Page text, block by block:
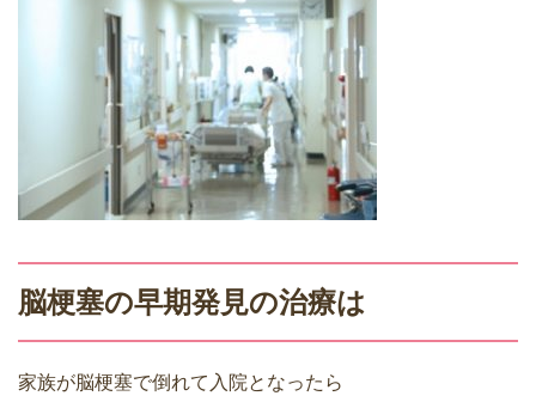
脳梗塞の早期発見の治療は
家族が脳梗塞で倒れて入院となったら